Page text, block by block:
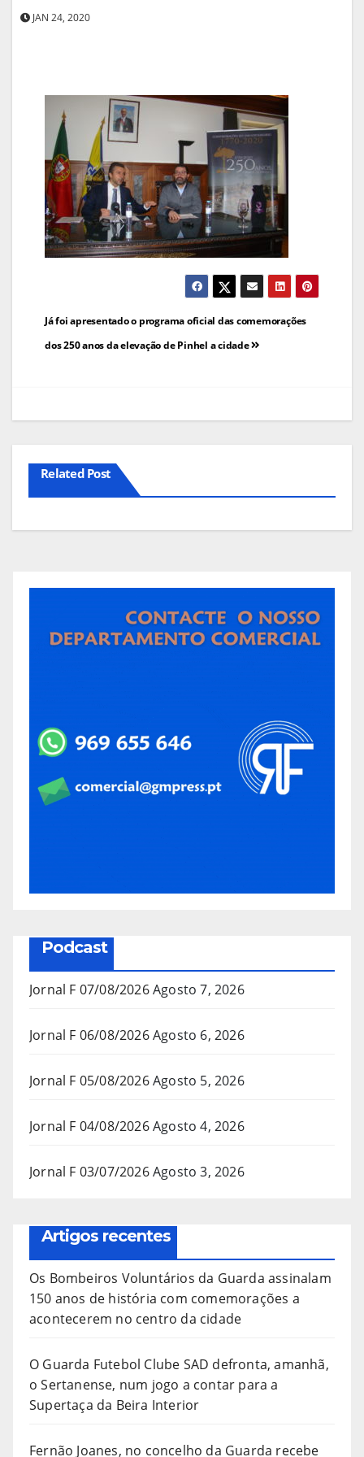
JAN 24, 2020
Navegação
de
Já foi apresentado o programa oficial das comemorações
dos 250 anos da elevação de Pinhel a cidade
Related Post
Podcast
Jornal F 07/08/2026Agosto 7, 2026
Jornal F 06/08/2026Agosto 6, 2026
Jornal F 05/08/2026Agosto 5, 2026
Jornal F 04/08/2026Agosto 4, 2026
Jornal F 03/07/2026Agosto 3, 2026
Artigos recentes
Os Bombeiros Voluntários da Guarda assinalam
150 anos de história com comemorações a
acontecerem no centro da cidade
O Guarda Futebol Clube SAD defronta, amanhã,
o Sertanense, num jogo a contar para a
Supertaça da Beira Interior
Fernão Joanes, no concelho da Guarda recebe